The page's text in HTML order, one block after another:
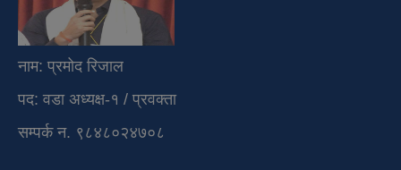
नाम: प्रमोद रिजाल
पद: वडा अध्यक्ष-१ / प्रवक्ता
सम्पर्क न. ९८४८०२४७०८